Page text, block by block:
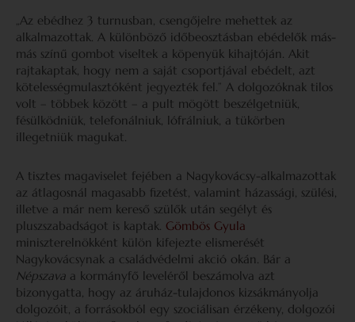
„Az ebédhez 3 turnusban, csengőjelre mehettek az
alkalmazottak. A különböző időbeosztásban ebédelők más-
más színű gombot viseltek a köpenyük kihajtóján. Akit
rajtakaptak, hogy nem a saját csoportjával ebédelt, azt
kötelességmulasztóként jegyezték fel.” A dolgozóknak tilos
volt – többek között – a pult mögött beszélgetniük,
fésülködniük, telefonálniuk, lófrálniuk, a tükörben
illegetniük magukat.
A tisztes magaviselet fejében a Nagykovácsy-alkalmazottak
az átlagosnál magasabb fizetést, valamint házassági, szülési,
illetve a már nem kereső szülők után segélyt és
pluszszabadságot is kaptak. Gömbös Gyula
miniszterelnökként külön kifejezte elismerését
Nagykovácsynak a családvédelmi akció okán. Bár a
Népszava a kormányfő leveléről beszámolva azt
bizonygatta, hogy az áruház-tulajdonos kizsákmányolja
dolgozóit, a forrásokból egy szociálisan érzékeny, dolgozói